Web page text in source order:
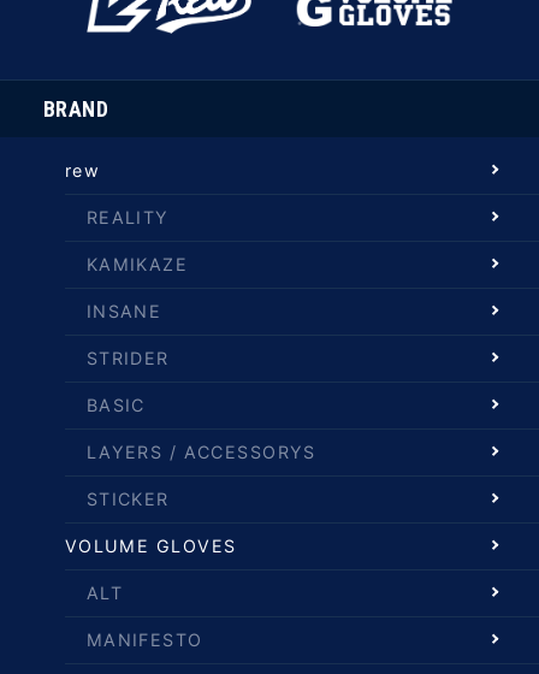
BRAND
rew
REALITY
KAMIKAZE
INSANE
STRIDER
BASIC
LAYERS / ACCESSORYS
STICKER
VOLUME GLOVES
ALT
MANIFESTO